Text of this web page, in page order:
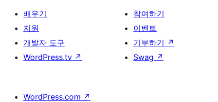
배우기
지원
개발자 도구
WordPress.tv ↗
참여하기
이벤트
기부하기 ↗
Swag ↗
WordPress.com ↗